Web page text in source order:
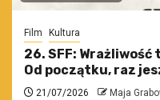
Film Kultura
26. SFF: Wrażliwość
Od początku, raz
21/07/2026 Maja